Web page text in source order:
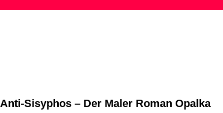
Anti-Sisyphos – Der Maler Roman Opalka